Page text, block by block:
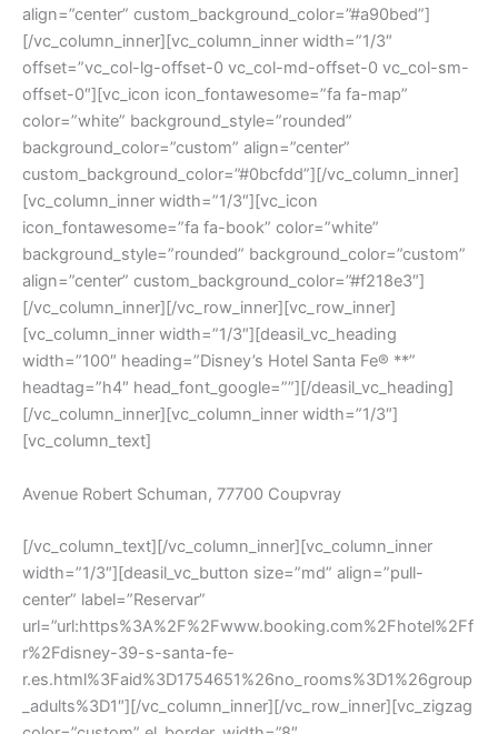
align=”center” custom_background_color=”#a90bed”]
[/vc_column_inner][vc_column_inner width=”1/3″
offset=”vc_col-lg-offset-0 vc_col-md-offset-0 vc_col-sm-
offset-0″][vc_icon icon_fontawesome=”fa fa-map”
color=”white” background_style=”rounded”
background_color=”custom” align=”center”
custom_background_color=”#0bcfdd”][/vc_column_inner]
[vc_column_inner width=”1/3″][vc_icon
icon_fontawesome=”fa fa-book” color=”white”
background_style=”rounded” background_color=”custom”
align=”center” custom_background_color=”#f218e3″]
[/vc_column_inner][/vc_row_inner][vc_row_inner]
[vc_column_inner width=”1/3″][deasil_vc_heading
width=”100″ heading=”Disney’s Hotel Santa Fe® **”
headtag=”h4″ head_font_google=””][/deasil_vc_heading]
[/vc_column_inner][vc_column_inner width=”1/3″]
[vc_column_text]
Avenue Robert Schuman, 77700 Coupvray
[/vc_column_text][/vc_column_inner][vc_column_inner
width=”1/3″][deasil_vc_button size=”md” align=”pull-
center” label=”Reservar”
url=”url:https%3A%2F%2Fwww.booking.com%2Fhotel%2Ff
r%2Fdisney-39-s-santa-fe-
r.es.html%3Faid%3D1754651%26no_rooms%3D1%26group
_adults%3D1″][/vc_column_inner][/vc_row_inner][vc_zigzag